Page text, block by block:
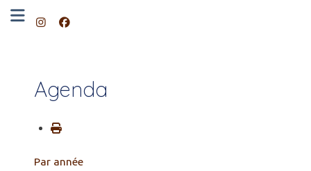
Agenda
Par année